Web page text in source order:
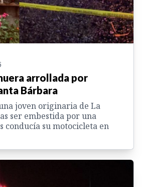
arrollada por
Bárbara
joven originaria de La
ser embestida por una
conducía su motocicleta en